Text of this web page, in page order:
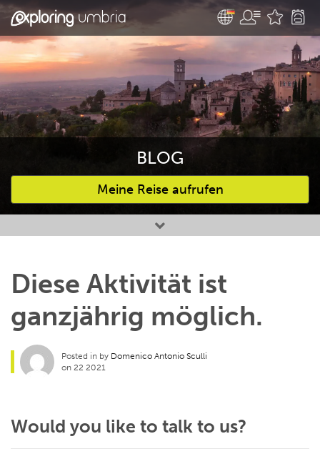
BLOG
Meine Reise aufrufen
Bevorzugte Aktivitäten
Diese Aktivität ist
ganzjährig möglich.
Posted in by Domenico Antonio Sculli
on 22 2021
Would you like to talk to us?